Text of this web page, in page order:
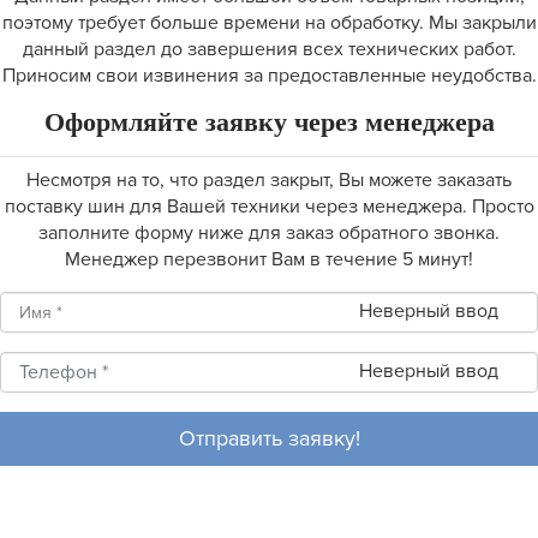
поэтому требует больше времени на обработку. Мы закрыли
данный раздел до завершения всех технических работ.
Приносим свои извинения за предоставленные неудобства.
Оформляйте заявку через менеджера
Несмотря на то, что раздел закрыт, Вы можете заказать
поставку шин для Вашей техники через менеджера. Просто
заполните форму ниже для заказ обратного звонка.
Менеджер перезвонит Вам в течение 5 минут!
Неверный ввод
Неверный ввод
Отправить заявку!